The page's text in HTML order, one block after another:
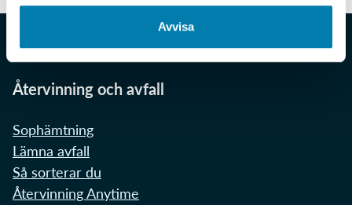
Avvisa
Återvinning och avfall
Sophämtning
Lämna avfall
Så sorterar du
Återvinning Anytime